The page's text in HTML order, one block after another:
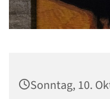
Sonntag, 10.